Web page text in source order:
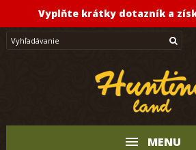
Vyplňte krátky dotazník a
MENU